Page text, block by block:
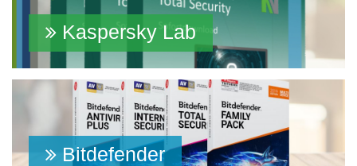
Kaspersky Lab
Bitdefender